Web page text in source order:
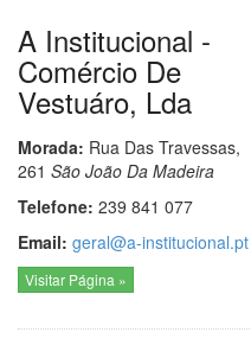
A Institucional -
Comércio De
Vestuáro, Lda
Morada: Rua Das Travessas,
261 São João Da Madeira
Telefone: 239 841 077
Email: geral@a-institucional.pt
Visitar Página »